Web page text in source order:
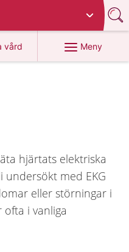
vård
1177.se
Meny
hjärtats elektriska
undersökt med EKG
eller störningar i
ofta i vanliga